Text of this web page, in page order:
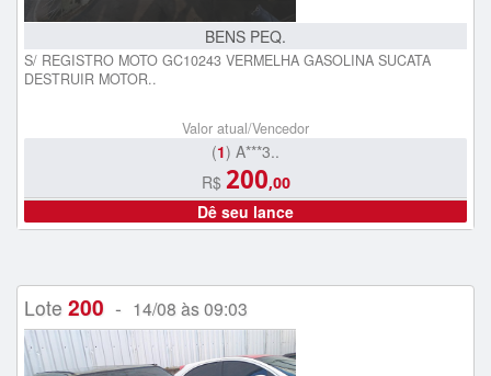
BENS PEQ.
S/ REGISTRO MOTO GC10243 VERMELHA GASOLINA SUCATA
DESTRUIR MOTOR..
Valor atual/Vencedor
(1) A***3..
R$ 200,00
Dê seu lance
Lote 200 - 14/08 às 09:03